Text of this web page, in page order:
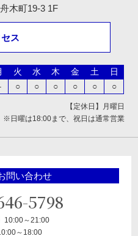
木町19-3 1F
ス
火 水 木 金 土
日
○ ○ ○ ○ ○ ○
【定休日】月曜日
※日曜は18:00まで、祝日は通常営業
問い合わせ
5798
10:00～21:00
～18:00